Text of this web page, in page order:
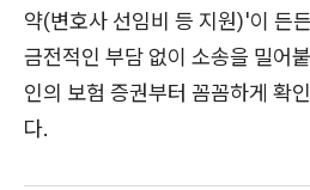
약(변호사 선임비 등 지원)'이 든
금전적인 부담 없이 소송을 밀어
인의 보험 증권부터 꼼꼼하게 확
다.